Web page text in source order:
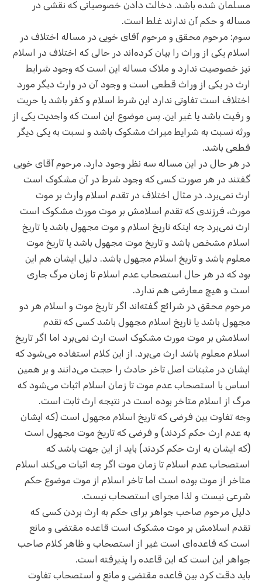
مسلمان شده باشد. دخالت دادن خصوصیاتی که نقشی در
مساله و حکم آن ندارند غلط است.
سوم: مرحوم محقق و مرحوم آقای خویی در مساله اختلاف در
اسلام یکی از وراث را بیان کرده‌اند در حالی که اختلاف در اسلام
نیز خصوصیت ندارد و ملاک مساله این است که وجود شرایط
ارث در یکی از وراث قطعی است و وجود آن در وارث دیگر مورد
اختلاف است تفاوتی ندارد این شرط اسلام و کفر باشد یا حریت
و رقیت باشد یا غیر این. پس موضوع این است که واجدیت یکی از
ورثه نسبت به شرایط میراث مشکوک باشد و نسبت به یکی دیگر
قطعی باشد.
در هر حال در این مساله سه نظر وجود دارد. مرحوم آقای خویی
گفتند در هر صورت کسی که وجود شرط در آن مشکوک است
ارث نمی‌برد. در مثال اختلاف در تقدم اسلام وارث بر موت
مورث، فرزندی که تقدم اسلامش بر موت مورث مشکوک است
ارث نمی‌برد چه اینکه تاریخ اسلام و موت مجهول باشد یا تاریخ
اسلام مشخص باشد و تاریخ موت مجهول باشد یا تاریخ موت
معلوم باشد و تاریخ اسلام مجهول باشد. دلیل ایشان هم این
بود که در هر حال استصحاب عدم اسلام تا زمان مرگ جاری
است و هیچ معارضی هم ندارد.
مرحوم محقق در شرائع گفته‌اند اگر تاریخ موت و اسلام هر دو
مجهول باشد یا تاریخ اسلام مجهول باشد کسی که تقدم
اسلامش بر موت مورث مشکوک است ارث نمی‌برد اما اگر تاریخ
اسلام معلوم باشد ارث می‌برد. از این کلام استفاده می‌شود که
ایشان در مثبتات اصل تاخر حادث را حجت می‌دانند و بر همین
اساس با استصحاب عدم موت تا زمان اسلام اثبات می‌شود که
مرگ از اسلام متاخر بوده است در نتیجه ارث ثابت است.
وجه تفاوت بین فرضی که تاریخ اسلام مجهول است (که ایشان
به عدم ارث حکم کردند) و فرضی که تاریخ موت مجهول است
(که ایشان به ارث حکم کردند) باید از این جهت باشد که
استصحاب عدم اسلام تا زمان موت اگر چه اثبات می‌کند اسلام
متاخر از موت بوده است اما تاخر اسلام از موت موضوع حکم
شرعی نیست و لذا مجرای استصحاب نیست.
دلیل مرحوم صاحب جواهر برای حکم به ارث بردن کسی که
تقدم اسلامش بر موت مشکوک است قاعده مقتضی و مانع
است که قاعده‌ای است غیر از استصحاب و ظاهر کلام صاحب
جواهر این است که این قاعده را پذیرفته است.
باید دقت کرد بین قاعده مقتضی و مانع و استصحاب تفاوت